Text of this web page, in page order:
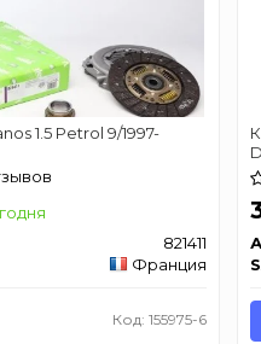
1.5 Petrol 9/1997-
821411
Франция
Код: 155975-6